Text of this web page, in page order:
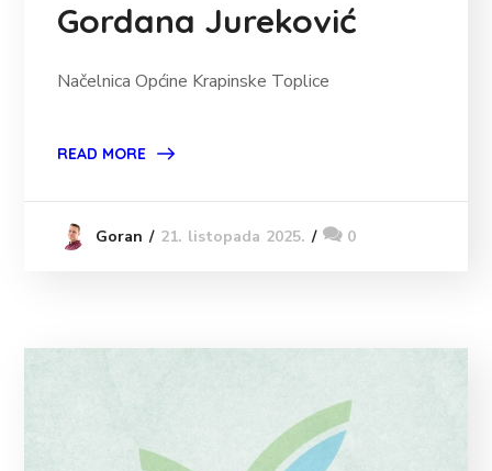
Gordana Jureković
Načelnica Općine Krapinske Toplice
READ MORE
Goran 21. listopada 2025. 0